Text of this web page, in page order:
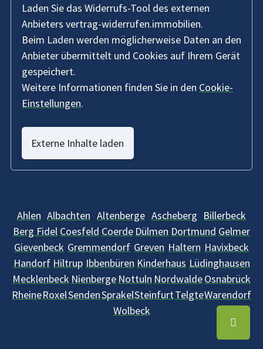
Laden Sie das Widerrufs-Tool des externen
Anbieters vertrag-widerrufen.immobilien.
Beim Laden werden möglicherweise Daten an den
Anbieter übermittelt und Cookies auf Ihrem Gerät
gespeichert.
Weitere Informationen finden Sie in den Cookie-
Einstellungen.
Externe Inhalte laden
Ahlen Albachten Altenberge Ascheberg Billerbeck
Berg Fidel Coesfeld Coerde Dülmen Dortmund Gelmer
Gievenbeck Gremmendorf Greven Haltern Havixbeck
Handorf Hiltrup Ibbenbüren Kinderhaus Lüdinghausen
Mecklenbeck Nienberge Nottuln NordwaldeOsnabrück
RheineRoxelSendenSprakelSteinfurtTelgteWarendorf
Wolbeck